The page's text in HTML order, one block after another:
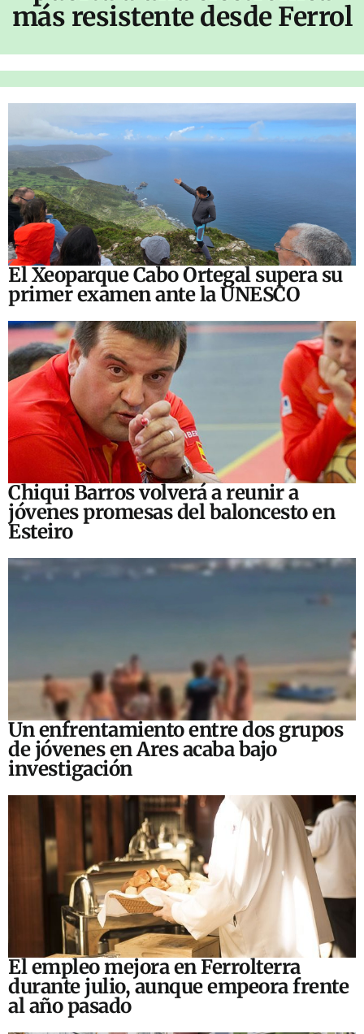
más resistente desde Ferrol
El Xeoparque Cabo Ortegal supera su
primer examen ante la UNESCO
Chiqui Barros volverá a reunir a
jóvenes promesas del baloncesto en
Esteiro
Un enfrentamiento entre dos grupos
de jóvenes en Ares acaba bajo
investigación
El empleo mejora en Ferrolterra
durante julio, aunque empeora frente
al año pasado